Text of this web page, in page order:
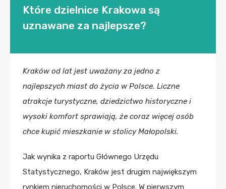
Które dzielnice Krakowa są
uznawane za najlepsze?
Kraków od lat jest uważany za jedno z
najlepszych miast do życia w Polsce. Liczne
atrakcje turystyczne, dziedzictwo historyczne i
wysoki komfort sprawiają, że coraz więcej osób
chce kupić mieszkanie w stolicy Małopolski.
Jak wynika z raportu Głównego Urzędu
Statystycznego, Kraków jest drugim największym
rynkiem nieruchomości w Polsce. W pierwszym